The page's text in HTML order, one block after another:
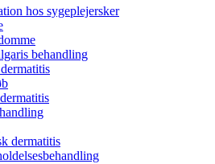
hos sygeplejersker
behandling
dermatitis